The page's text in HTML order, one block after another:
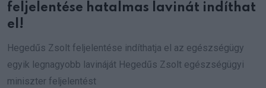
feljelentése hatalmas lavinát indíthat
el!
Hegedűs Zsolt feljelentése indíthatja el az egészségügy
egyik legnagyobb lavináját Hegedűs Zsolt egészségügyi
miniszter feljelentést